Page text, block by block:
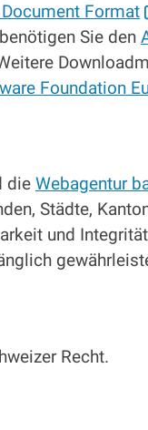
Format
Sie den
Foundation
die Webagentur
Städte,
und
Recht.